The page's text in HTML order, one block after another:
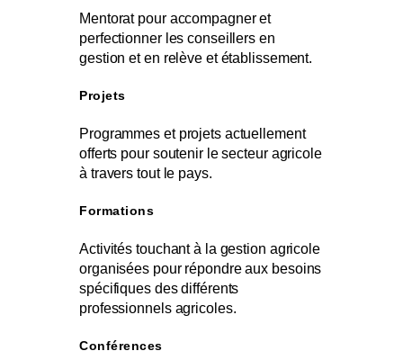
Mentorat pour accompagner et
perfectionner les conseillers en
gestion et en relève et établissement.
Projets
Programmes et projets actuellement
offerts pour soutenir le secteur agricole
à travers tout le pays.
Formations
Activités touchant à la gestion agricole
organisées pour répondre aux besoins
spécifiques des différents
professionnels agricoles.
Conférences